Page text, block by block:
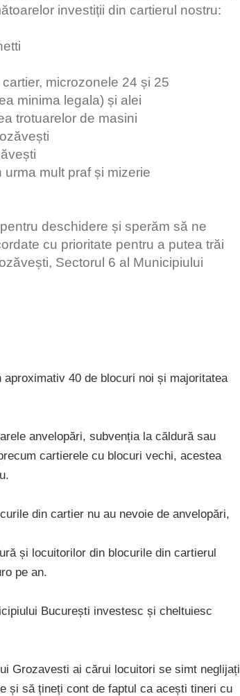
investiții din cartierul nostru:
microzonele 24 și 25
minima legala) și alei
trotuarelor de masini
mult praf și mizerie
deschidere și sperăm să ne
cu prioritate pentru a putea trăi
Sectorul 6 al Municipiului
40 de blocuri noi și majoritatea
anvelopări, subvenția la căldură sau
cartierele cu blocuri vechi, acestea
din cartier nu au nevoie de anvelopări,
și locuitorilor din blocurile din cartierul
pe an.
București investesc și cheltuiesc
Grozavesti ai cărui locuitori se simt neglijați
și să țineți cont de faptul ca acești tineri cu